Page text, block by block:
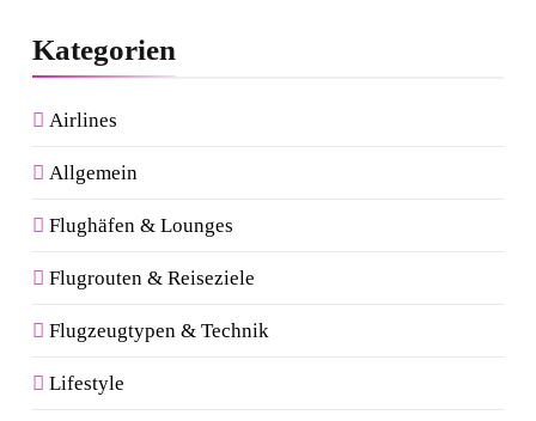
Kategorien
Airlines
Allgemein
Flughäfen & Lounges
Flugrouten & Reiseziele
Flugzeugtypen & Technik
Lifestyle